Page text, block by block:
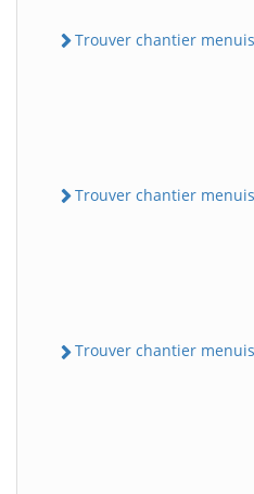
Trouver chantier
Trouver chantier
Trouver chantier